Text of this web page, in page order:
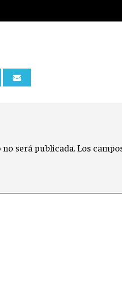
será publicada.Los